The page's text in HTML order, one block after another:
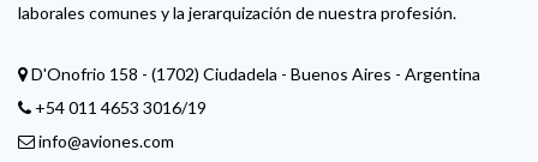
laborales comunes y la jerarquización de nuestra profesión.
D'Onofrio 158 - (1702) Ciudadela - Buenos Aires - Argentina
+54 011 4653 3016/19
info@aviones.com